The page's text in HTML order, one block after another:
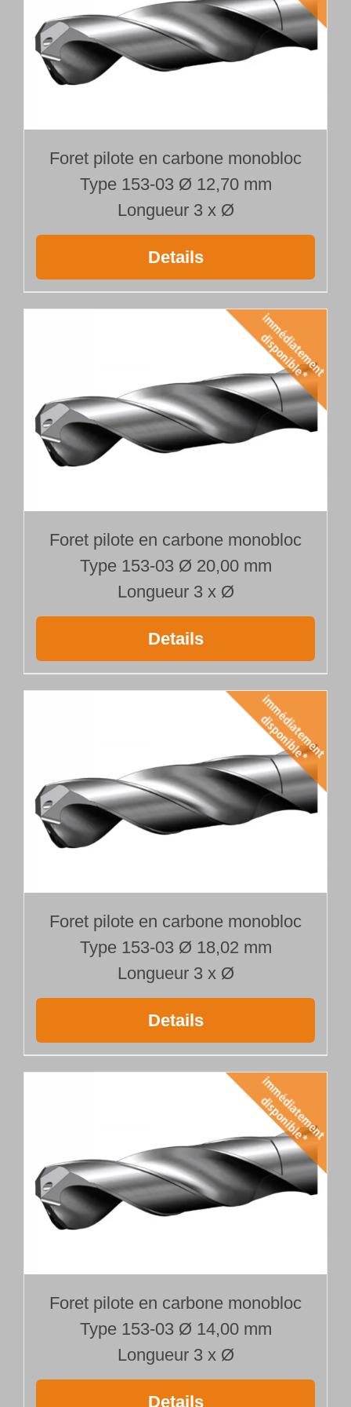
Foret pilote en carbone monobloc
Type 153-03 Ø 12,70 mm
Longueur 3 x Ø
Details
Foret pilote en carbone monobloc
Type 153-03 Ø 20,00 mm
Longueur 3 x Ø
Details
Foret pilote en carbone monobloc
Type 153-03 Ø 18,02 mm
Longueur 3 x Ø
Details
Foret pilote en carbone monobloc
Type 153-03 Ø 14,00 mm
Longueur 3 x Ø
Details